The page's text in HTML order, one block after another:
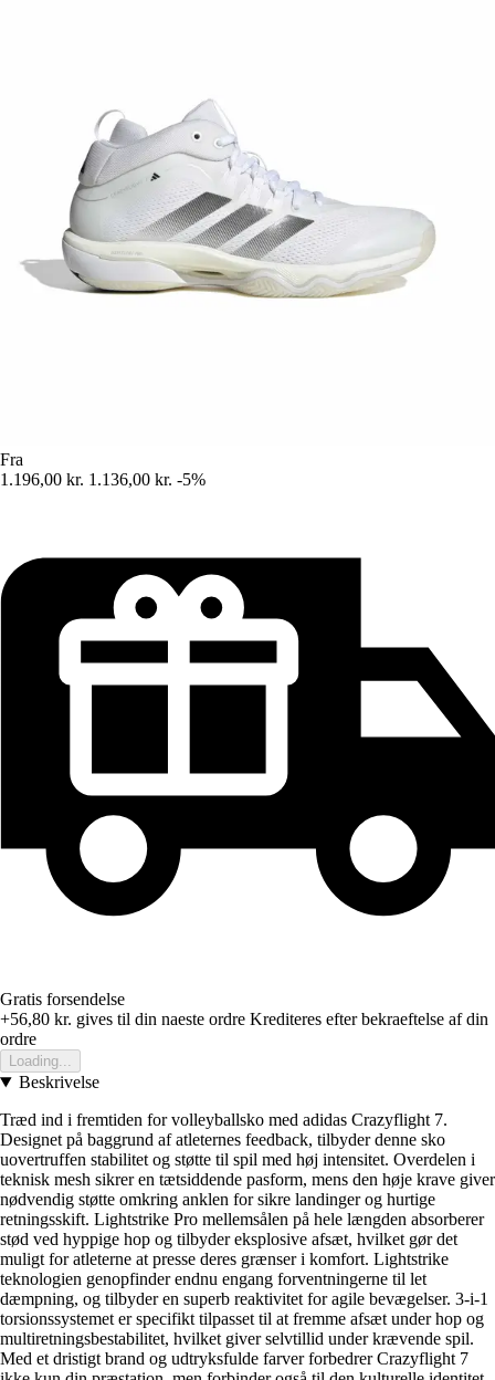
Fra
1.196,00 kr. 1.136,00 kr. -5%
Gratis forsendelse
+56,80 kr. gives til din naeste ordre Krediteres efter bekraeftelse af din
ordre
Loading...
Beskrivelse
Træd ind i fremtiden for volleyballsko med adidas Crazyflight 7.
Designet på baggrund af atleternes feedback, tilbyder denne sko
uovertruffen stabilitet og støtte til spil med høj intensitet. Overdelen i
teknisk mesh sikrer en tætsiddende pasform, mens den høje krave giver
nødvendig støtte omkring anklen for sikre landinger og hurtige
retningsskift. Lightstrike Pro mellemsålen på hele længden absorberer
stød ved hyppige hop og tilbyder eksplosive afsæt, hvilket gør det
muligt for atleterne at presse deres grænser i komfort. Lightstrike
teknologien genopfinder endnu engang forventningerne til let
dæmpning, og tilbyder en superb reaktivitet for agile bevægelser. 3-i-1
torsionssystemet er specifikt tilpasset til at fremme afsæt under hop og
multiretningsbestabilitet, hvilket giver selvtillid under krævende spil.
Med et dristigt brand og udtryksfulde farver forbedrer Crazyflight 7